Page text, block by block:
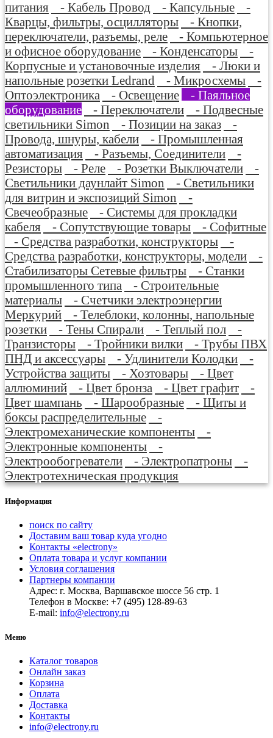
питания
- Кабель Провод - Капсульные
-
Кварцы, фильтры, осцилляторы
- Кнопки,
переключатели, разъемы, реле
- Компьютерное
и офисное оборудование
- Конденсаторы
-
Корпусные и установочные изделия
- Люки и
напольные розетки Ledrand
- Микросхемы
-
Оптоэлектроника
- Освещение
- Паяльное
оборудование
- Переключатели
- Подвесные
светильники Simon
- Позиции на заказ
-
Провода, шнуры, кабели
- Промышленная
автоматизация
- Разъемы, Соединители
-
Резисторы
- Реле - Розетки Выключатели
-
Светильники даунлайт Simon
- Светильники
для витрин и экспозиций Simon
-
Свечеобразные
- Системы для прокладки
кабеля
- Сопутствующие товары
- Софитные
- Средства разработки, конструкторы
-
Средства разработки, конструкторы, модели
-
Стабилизаторы Сетевые фильтры
- Станки
промышленного типа
- Строительные
материалы
- Счетчики электроэнергии
Меркурий
- Телеблоки, колонны, напольные
розетки
- Тены Спирали - Теплый пол
-
Транзисторы
- Тройники вилки
- Трубы ПВХ
ПНД и аксессуары
- Удлинители Колодки
-
Устройства защиты
- Хозтовары
- Цвет
аллюминий
- Цвет бронза - Цвет графит
-
Цвет шампань
- Шарообразные
- Щиты и
боксы распределительные
-
Электромеханические компоненты
-
Электронные компоненты
-
Электрообогреватели
- Электропатроны
-
Электротехническая продукция
Информация
поиск по сайту
Доставим ваш товар куда угодно
Контакты «electrony»
Оплата товара и услуг компании
Условия соглашения
Партнеры компании
Адрес: г. Москва, Варшавское шоссе 56 стр. 1
Телефон в Москве: +7 (495) 128-89-63
E-mail: info@electrony.ru
Меню
Каталог товаров
Онлайн заказ
Корзина
Оплата
Доставка
Контакты
info@electrony.ru